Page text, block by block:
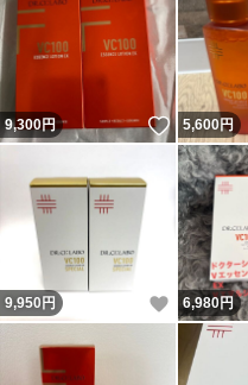
9,300円 いいね！
5,600円
9,950 円 いいね！
6,980円